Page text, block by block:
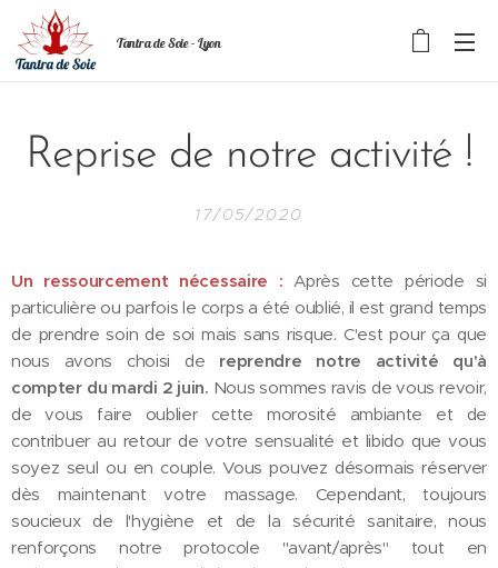
Tantra de Soie - Lyon
Reprise de notre activité !
17/05/2020
Un ressourcement nécessaire : Après cette période si
particulière ou parfois le corps a été oublié, il est grand temps
de prendre soin de soi mais sans risque. C'est pour ça que
nous avons choisi de reprendre notre activité qu'à
compter du mardi 2 juin. Nous sommes ravis de vous revoir,
de vous faire oublier cette morosité ambiante et de
contribuer au retour de votre sensualité et libido que vous
soyez seul ou en couple. Vous pouvez désormais réserver
dès maintenant votre massage. Cependant, toujours
soucieux de l'hygiène et de la sécurité sanitaire, nous
renforçons notre protocole "avant/après" tout en